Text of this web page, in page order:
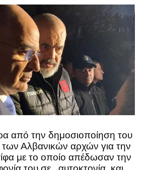
από την δημοσιοποίηση του
Αλβανικών αρχών για την
με το οποίο απέδωσαν την